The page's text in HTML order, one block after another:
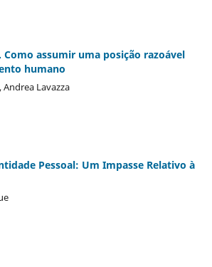
assumir uma posição razoável
humano
Lavazza
Pessoal: Um Impasse Relativo à